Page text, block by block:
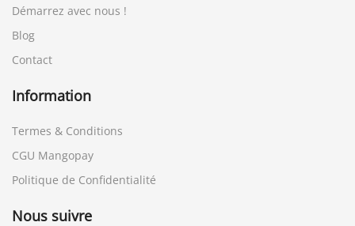
Démarrez avec nous !
Blog
Contact
Information
Termes & Conditions
CGU Mangopay
Politique de Confidentialité
Nous suivre